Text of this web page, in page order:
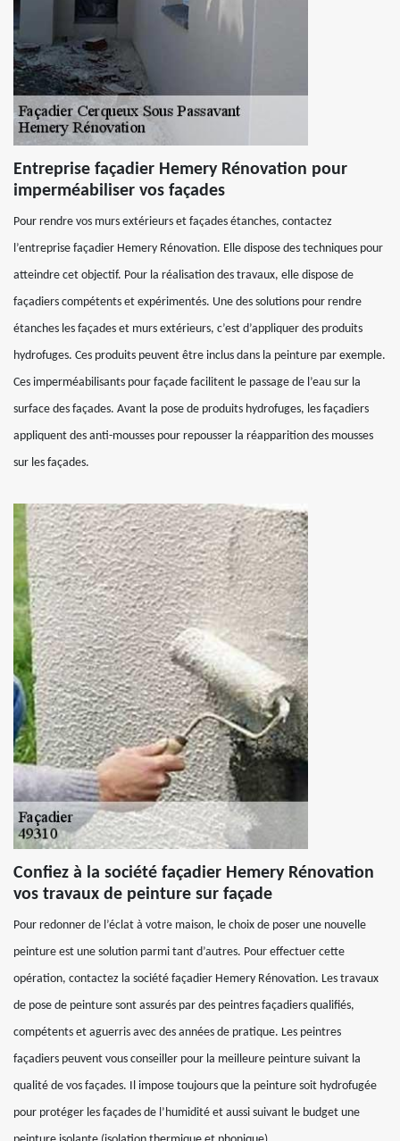
Entreprise façadier Hemery Rénovation pour
imperméabiliser vos façades
Pour rendre vos murs extérieurs et façades étanches, contactez
l’entreprise façadier Hemery Rénovation. Elle dispose des techniques pour
atteindre cet objectif. Pour la réalisation des travaux, elle dispose de
façadiers compétents et expérimentés. Une des solutions pour rendre
étanches les façades et murs extérieurs, c’est d’appliquer des produits
hydrofuges. Ces produits peuvent être inclus dans la peinture par exemple.
Ces imperméabilisants pour façade facilitent le passage de l’eau sur la
surface des façades. Avant la pose de produits hydrofuges, les façadiers
appliquent des anti-mousses pour repousser la réapparition des mousses
sur les façades.
Confiez à la société façadier Hemery Rénovation
vos travaux de peinture sur façade
Pour redonner de l’éclat à votre maison, le choix de poser une nouvelle
peinture est une solution parmi tant d’autres. Pour effectuer cette
opération, contactez la société façadier Hemery Rénovation. Les travaux
de pose de peinture sont assurés par des peintres façadiers qualifiés,
compétents et aguerris avec des années de pratique. Les peintres
façadiers peuvent vous conseiller pour la meilleure peinture suivant la
qualité de vos façades. Il impose toujours que la peinture soit hydrofugée
pour protéger les façades de l’humidité et aussi suivant le budget une